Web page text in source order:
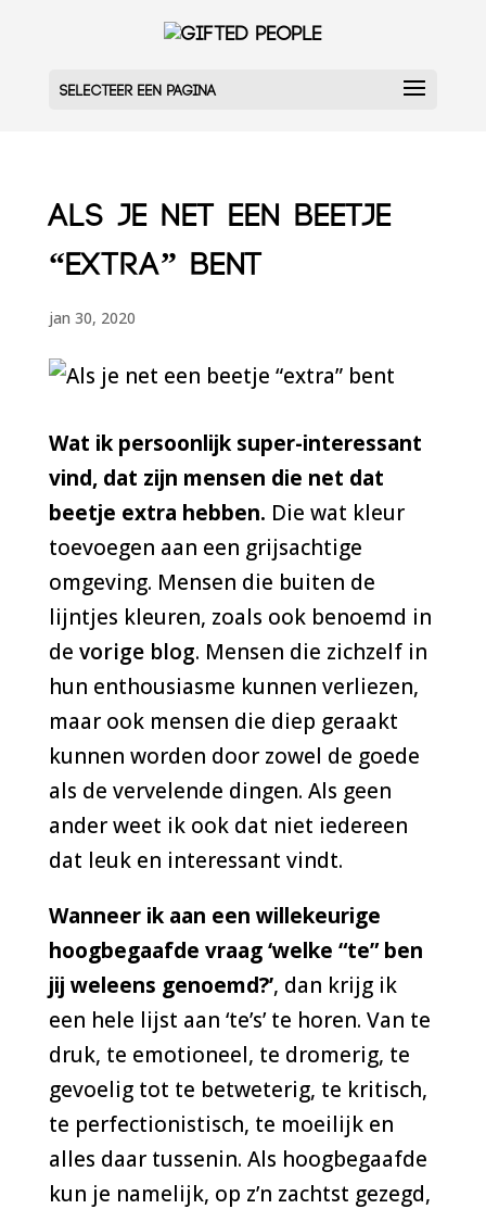
Selecteer een pagina
Als je net een beetje
“extra” bent
jan 30, 2020
Wat ik persoonlijk super-interessant
vind, dat zijn mensen die net dat
beetje extra hebben. Die wat kleur
toevoegen aan een grijsachtige
omgeving. Mensen die buiten de
lijntjes kleuren, zoals ook benoemd in
de vorige blog. Mensen die zichzelf in
hun enthousiasme kunnen verliezen,
maar ook mensen die diep geraakt
kunnen worden door zowel de goede
als de vervelende dingen. Als geen
ander weet ik ook dat niet iedereen
dat leuk en interessant vindt.
Wanneer ik aan een willekeurige
hoogbegaafde vraag ‘welke “te” ben
jij weleens genoemd?’, dan krijg ik
een hele lijst aan ‘te’s’ te horen. Van te
druk, te emotioneel, te dromerig, te
gevoelig tot te betweterig, te kritisch,
te perfectionistisch, te moeilijk en
alles daar tussenin. Als hoogbegaafde
kun je namelijk, op z’n zachtst gezegd,